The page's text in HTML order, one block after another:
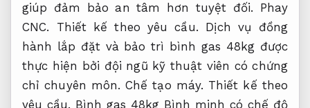
giúp đảm bảo an tâm hơn tuyệt đối. Phay
CNC.
Thiết kế theo yêu cầu. Dịch vụ đồng
hành lắp đặt và bảo trì bình gas 48kg được
thực hiện bởi đội ngũ kỹ thuật viên có chứng
chỉ chuyên môn.Chế tạo máy. Thiết kế theo
yêu cầu. Bình gas 48kg Bình minh có chế độ